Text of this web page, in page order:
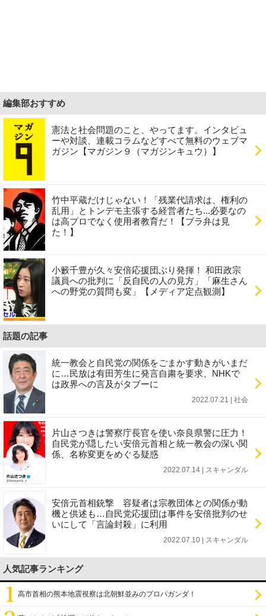
編集部おすすめ
憲法と社会問題のこと、やってます。インタビュ
ーや対談、連載コラムなどすべて無料のウェブマ
ガジン【マガジン９（マガジンキュウ）】
竹中平蔵だけじゃない！「残業代請求は、権利の
乱用」とトンデモ主張する経営者たち...必要なの
は高プロでなく使用者教育だ！【ブラ弁は見
た！】
小籔千豊が久々安倍応援団ぶり発揮！ 和田政宗
議員への批判に「反自民の人の見方」「麻生さん
への野党の質問も変」【メディア定点観測】
話題の記事
統一教会と自民党の関係をごまかす動きがいまだ
に…民放は有田芳生に発言自粛を要求、NHKで
は政界への言及がタブーに
2022.07.21 | 社会
片山さつきは警察庁長官を使い奈良県警に圧力！
自民党が隠したい安倍元首相と統一教会の深い関
係、名称変更をめぐる疑惑
2022.07.14 | スキャンダル
安倍元首相銃撃 容疑者は宗教団体との関係が動
機と供述も…自民党応援団は事件を安倍批判のせ
いにして「言論封殺」に利用
2022.07.10 | スキャンダル
人気記事ランキング
高市首相の熊本地震視察は北朝鮮並みのプロパガンダ！